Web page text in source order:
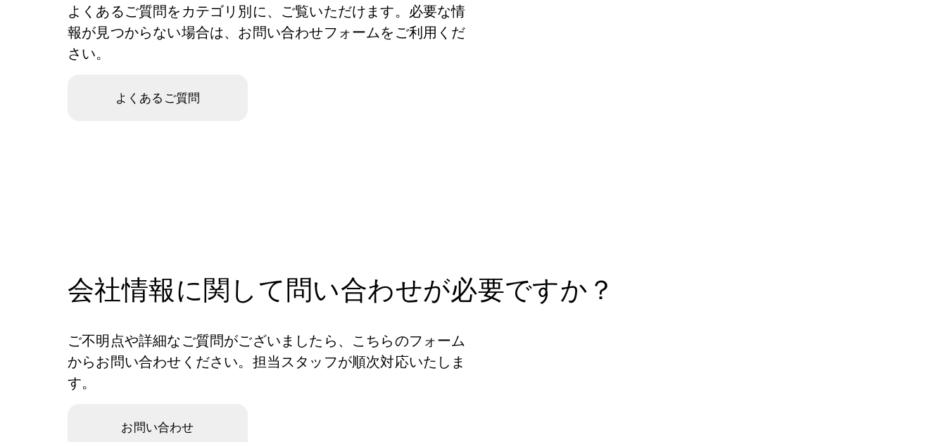
よくあるご質問をカテゴリ別に、ご覧いただけます。必要な情
報が見つからない場合は、お問い合わせフォームをご利用くだ
さい。
よくあるご質問
会社情報に関して問い合わせが必要ですか？
ご不明点や詳細なご質問がございましたら、こちらのフォーム
からお問い合わせください。担当スタッフが順次対応いたしま
す。
お問い合わせ